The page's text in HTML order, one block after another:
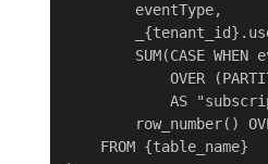
        eventType,
SUM(CASE WHEN
OVER
AS
row_number()
    FROM {table_name}